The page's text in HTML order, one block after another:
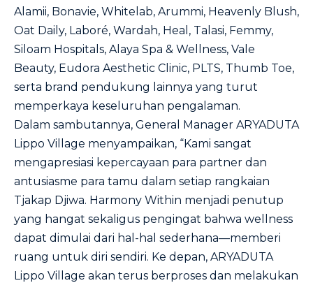
Alamii, Bonavie, Whitelab, Arummi, Heavenly Blush,
Oat Daily, Laboré, Wardah, Heal, Talasi, Femmy,
Siloam Hospitals, Alaya Spa & Wellness, Vale
Beauty, Eudora Aesthetic Clinic, PLTS, Thumb Toe,
serta brand pendukung lainnya yang turut
memperkaya keseluruhan pengalaman.
Dalam sambutannya, General Manager ARYADUTA
Lippo Village menyampaikan, “Kami sangat
mengapresiasi kepercayaan para partner dan
antusiasme para tamu dalam setiap rangkaian
Tjakap Djiwa. Harmony Within menjadi penutup
yang hangat sekaligus pengingat bahwa wellness
dapat dimulai dari hal-hal sederhana—memberi
ruang untuk diri sendiri. Ke depan, ARYADUTA
Lippo Village akan terus berproses dan melakukan